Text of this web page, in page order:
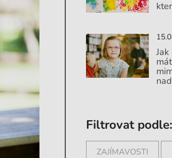
Filtrovat podle:
ZAJÍMAVOSTI